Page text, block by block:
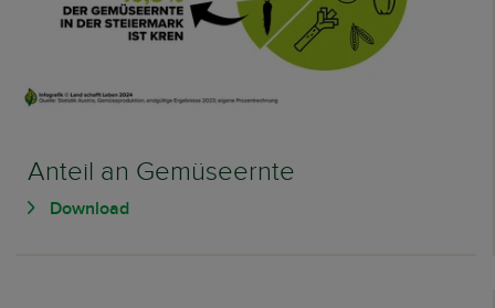
Anteil an Gemüseernte
Download